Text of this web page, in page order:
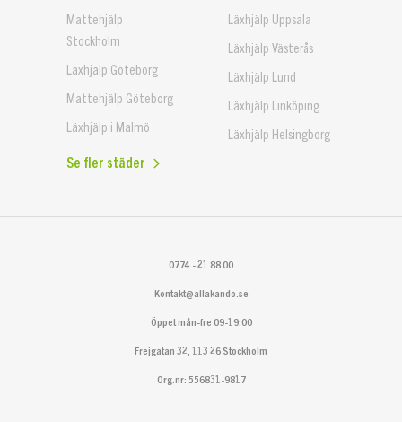
Mattehjälp
Stockholm
Läxhjälp Göteborg
Mattehjälp Göteborg
Läxhjälp i Malmö
Läxhjälp Uppsala
Läxhjälp Västerås
Läxhjälp Lund
Läxhjälp Linköping
Läxhjälp Helsingborg
Se fler städer
Kontakt@allakando.se
0774 - 21 88 00
Öppet mån-fre 09-19:00
Frejgatan 32, 113 26 Stockholm
Org.nr: 556831-9817